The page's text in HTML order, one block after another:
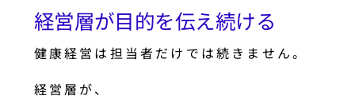
経営層が目的を伝え続ける
健康経営は担当者だけでは続きません。
経営層が、